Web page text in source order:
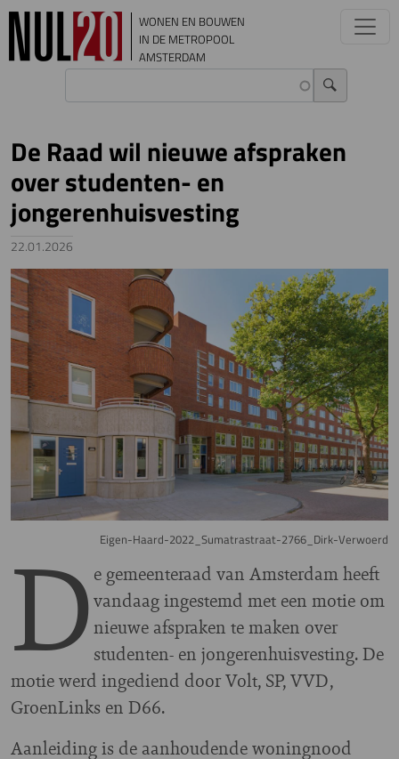
Overslaan en naar de inhoud gaan
WONEN EN BOUWEN
IN DE METROPOOL
AMSTERDAM
De Raad wil nieuwe afspraken
over studenten- en
jongerenhuisvesting
22.01.2026
Image
Eigen-Haard-2022_Sumatrastraat-2766_Dirk-Verwoerd
D e gemeenteraad van Amsterdam heeft
vandaag ingestemd met een motie om
nieuwe afspraken te maken over
studenten- en jongerenhuisvesting. De
motie werd ingediend door Volt, SP, VVD,
GroenLinks en D66.
Aanleiding is de aanhoudende woningnood